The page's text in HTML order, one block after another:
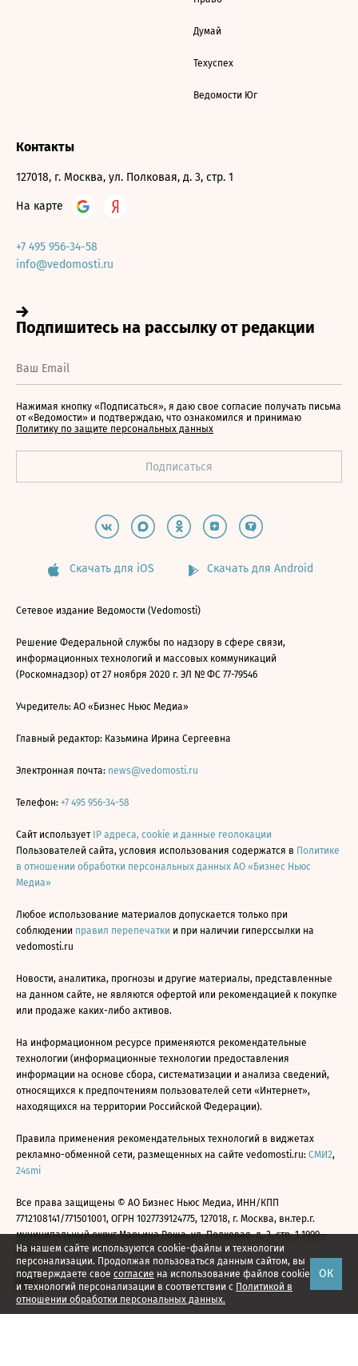
На нашем сайте используются cookie-файлы и технологии
персонализации. Продолжая пользоваться данным сайтом, вы
подтверждаете свое согласие на использование файлов cookie
и технологий персонализации в соответствии с Политикой в
отношении обработки персональных данных.
ОК
Думай
Техуспех
Ведомости Юг
Контакты
127018, г. Москва, ул. Полковая, д. 3, стр. 1
На карте
+7 495 956-34-58
info@vedomosti.ru
Нажимая кнопку «Подписаться», я даю свое согласие получать письма
от «Ведомости» и подтверждаю, что ознакомился и принимаю
Политику по защите персональных данных
Скачать для iOS Скачать для Android
Сетевое издание Ведомости (Vedomosti)
Решение Федеральной службы по надзору в сфере связи,
информационных технологий и массовых коммуникаций
(Роскомнадзор) от 27 ноября 2020 г. ЭЛ № ФС 77-79546
Учредитель: АО «Бизнес Ньюс Медиа»
Главный редактор: Казьмина Ирина Сергеевна
Электронная почта: news@vedomosti.ru
Телефон: +7 495 956-34-58
Сайт использует IP адреса, cookie и данные геолокации
Пользователей сайта, условия использования содержатся в Политике
в отношении обработки персональных данных АО «Бизнес Ньюс
Медиа»
Любое использование материалов допускается только при
соблюдении правил перепечатки и при наличии гиперссылки на
vedomosti.ru
Новости, аналитика, прогнозы и другие материалы, представленные
на данном сайте, не являются офертой или рекомендацией к покупке
или продаже каких-либо активов.
На информационном ресурсе применяются рекомендательные
технологии (информационные технологии предоставления
информации на основе сбора, систематизации и анализа сведений,
относящихся к предпочтениям пользователей сети «Интернет»,
находящихся на территории Российской Федерации).
Правила применения рекомендательных технологий в виджетах
рекламно-обменной сети, размещенных на сайте vedomosti.ru: СМИ2,
24smi
Все права защищены © АО Бизнес Ньюс Медиа, ИНН/КПП
7712108141/771501001, ОГРН 1027739124775, 127018, г. Москва, вн.тер.г.
муниципальный округ Марьина Роща, ул. Полковая, д. 3, стр. 1 1999—
2026